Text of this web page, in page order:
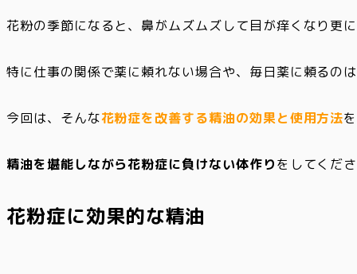
花粉の季節になると、鼻がムズムズして目が痒くなり更
特に仕事の関係で薬に頼れない場合や、毎日薬に頼るの
今回は、そんな花粉症を改善する精油の効果と使用方法
精油を堪能しながら花粉症に負けない体作りをしてくだ
花粉症に効果的な精油